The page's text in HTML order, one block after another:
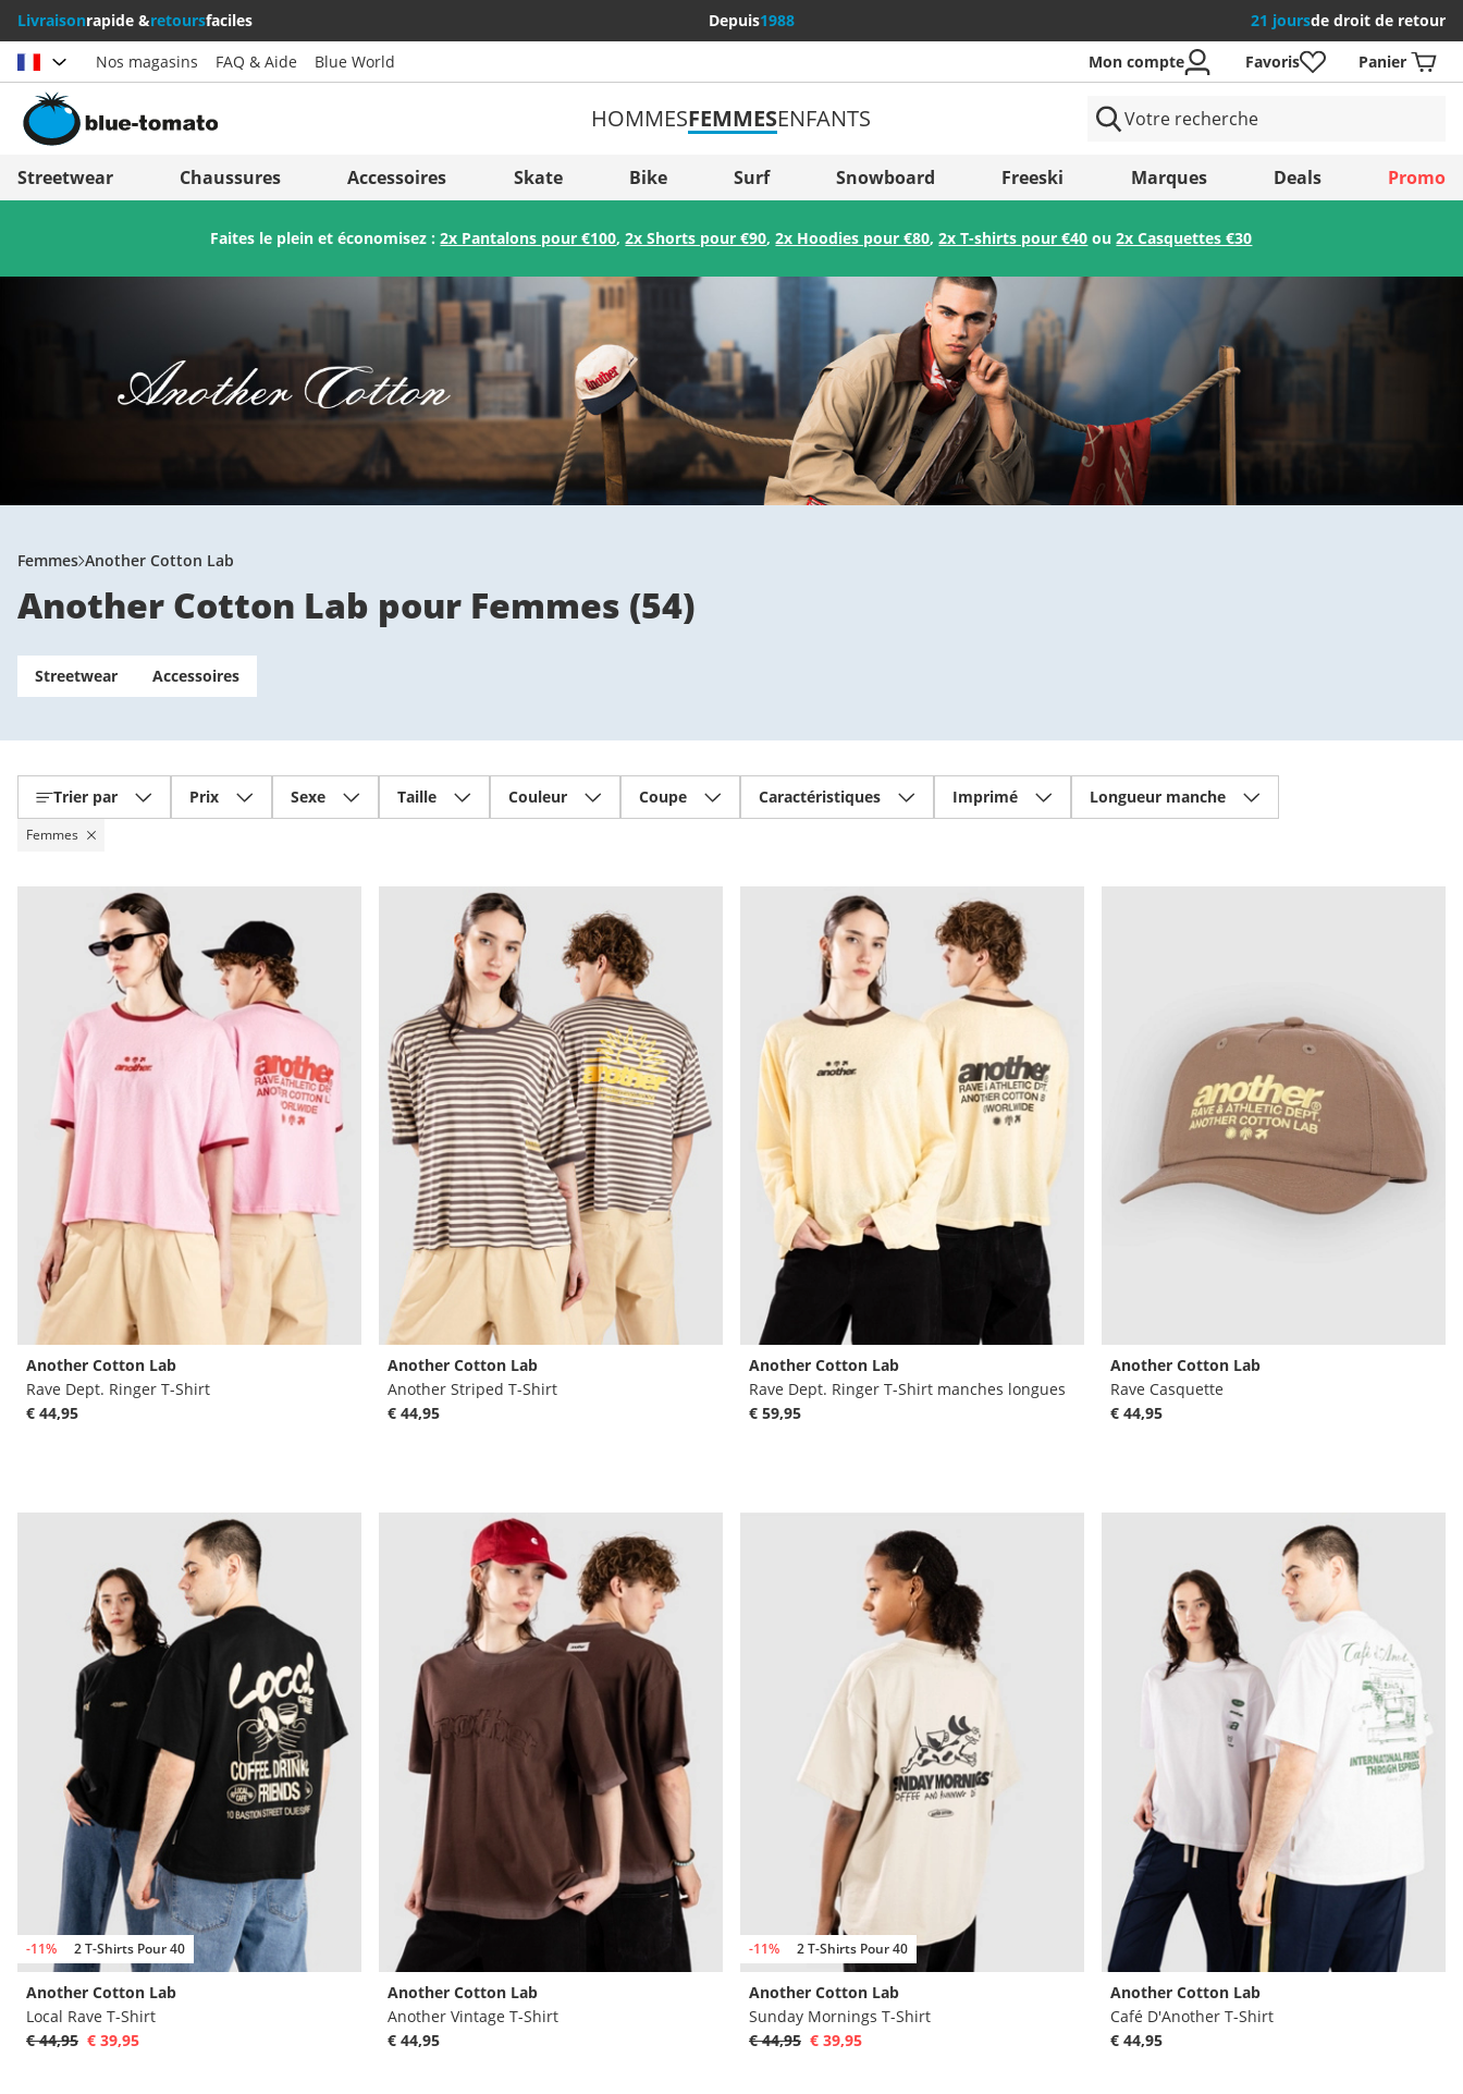
Livraisonrapide &retoursfaciles Depuis1988 21 joursde droit de retour
Choisir le pays
Österreich
Italia (Italiano)
Italien (Deutsch)
Suomi
United Kingdom
Slovenija
België (Nederlands)
Belgique (Français)
Danmark
Norge
Enregistrer
Nos magasins FAQ & Aide Blue World Mon compte Favoris Panier
HOMMESFEMMESENFANTS
Streetwear Chaussures Accessoires Skate Bike Surf Snowboard Freeski Marques Deals Promo
Faites le plein et économisez :2x Pantalons pour €100,2x Shorts pour €90,2x Hoodies pour €80,2x T-shirts pour €40 ou2x Casquettes €30
Femmes Another Cotton Lab
Another Cotton Lab pour Femmes (54)
Streetwear Accessoires
Trier par Prix Sexe Taille Couleur Coupe Caractéristiques Imprimé Longueur manche
Femmes
Another Cotton Lab
Rave Dept. Ringer T-Shirt
€ 44,95
Another Cotton Lab
Another Striped T-Shirt
€ 44,95
Another Cotton Lab
Rave Dept. Ringer T-Shirt manches longues
€ 59,95
Another Cotton Lab
Rave Casquette
€ 44,95
-11% 2 T-Shirts Pour 40
Another Cotton Lab
Local Rave T-Shirt
€ 44,95 € 39,95
Another Cotton Lab
Another Vintage T-Shirt
€ 44,95
-11% 2 T-Shirts Pour 40
Another Cotton Lab
Sunday Mornings T-Shirt
€ 44,95 € 39,95
Another Cotton Lab
Café D'Another T-Shirt
€ 44,95